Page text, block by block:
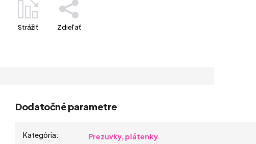
Strážiť Zdieľať
Dodatočné parametre
Kategória: Prezuvky, plátenky